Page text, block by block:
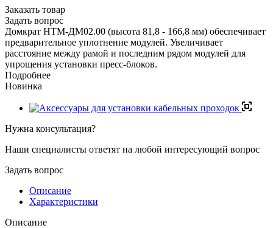
Заказать товар
Задать вопрос
Домкрат НТМ-ДМ02.00 (высота 81,8 - 166,8 мм) обеспечивает
предварительное уплотнение модулей. Увеличивает
расстояние между рамой и последним рядом модулей для
упрощения установки пресс-блоков.
Подробнее
Новинка
Нужна консультация?
Наши специалисты ответят на любой интересующий вопрос
Задать вопрос
Описание
Характеристики
Описание